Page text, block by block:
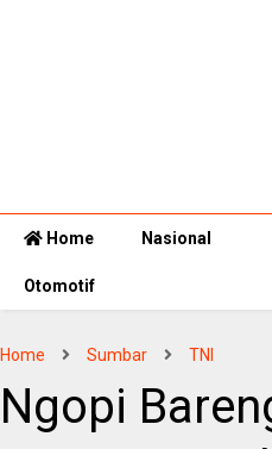
Home Nasional
Otomotif
Home Sumbar TNI
Ngopi